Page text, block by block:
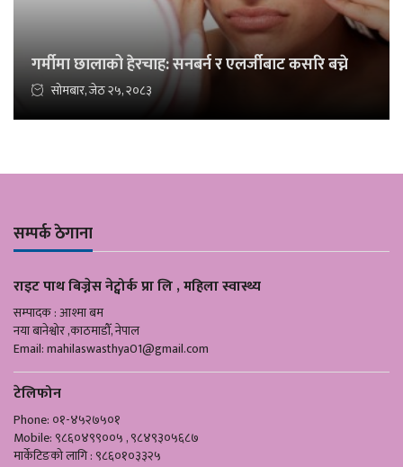
गर्मीमा छालाको हेरचाह: सनबर्न र एलर्जीबाट कसरि बच्ने
सोमबार, जेठ २५, २०८३
सम्पर्क ठेगाना
राइट पाथ बिज्नेस नेट्वोर्क प्रा लि , महिला स्वास्थ्य
सम्पादक : आश्मा बम
नया बानेश्वोर ,काठमाडौँ, नेपाल
Email:mahilaswasthya01@gmail.com
टेलिफोन
Phone: ०१-४५२७५०१
Mobile: ९८६०४९९००५ , ९८४९३०५६८७
मार्केटिङको लागि : ९८६०१०३३२५